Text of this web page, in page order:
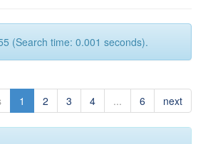
(Search time: 0.001 seconds).
1 2 3 4 ... 6 next